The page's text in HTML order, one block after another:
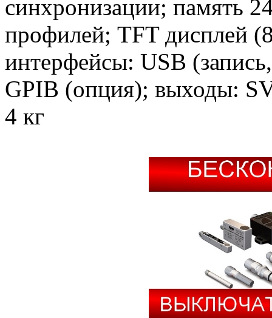
синхронизации; память
профилей; TFT дисплей
интерфейсы: USB
GPIB (опция); выходы:
4 кг